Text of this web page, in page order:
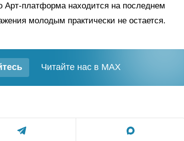
Арт-платформа находится на последнем
молодым практически не остается.
Читайте нас в MAX